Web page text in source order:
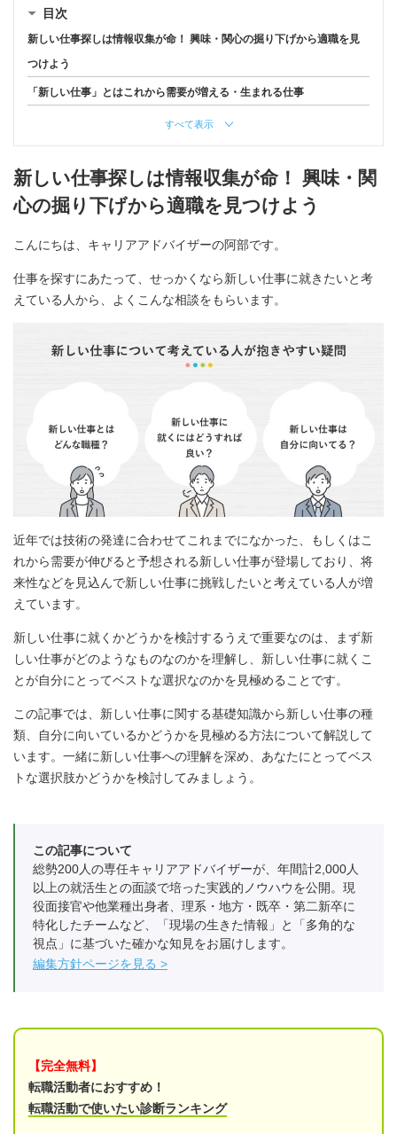
目次
新しい仕事探しは情報収集が命！ 興味・関心の掘り下げから適職を見
つけよう
「新しい仕事」とはこれから需要が増える・生まれる仕事
すべて表示
新しい仕事探しは情報収集が命！ 興味・関
心の掘り下げから適職を見つけよう
こんにちは、キャリアアドバイザーの阿部です。
仕事を探すにあたって、せっかくなら新しい仕事に就きたいと考
えている人から、よくこんな相談をもらいます。
近年では技術の発達に合わせてこれまでになかった、もしくはこ
れから需要が伸びると予想される新しい仕事が登場しており、将
来性などを見込んで新しい仕事に挑戦したいと考えている人が増
えています。
新しい仕事に就くかどうかを検討するうえで重要なのは、まず新
しい仕事がどのようなものなのかを理解し、新しい仕事に就くこ
とが自分にとってベストな選択なのかを見極めることです。
この記事では、新しい仕事に関する基礎知識から新しい仕事の種
類、自分に向いているかどうかを見極める方法について解説して
います。一緒に新しい仕事への理解を深め、あなたにとってベス
トな選択肢かどうかを検討してみましょう。
この記事について
総勢200人の専任キャリアアドバイザーが、年間計2,000人
以上の就活生との面談で培った実践的ノウハウを公開。現
役面接官や他業種出身者、理系・地方・既卒・第二新卒に
特化したチームなど、「現場の生きた情報」と「多角的な
視点」に基づいた確かな知見をお届けします。
編集方針ページを見る
【完全無料】
転職活動者におすすめ！
転職活動で使いたい診断ランキング